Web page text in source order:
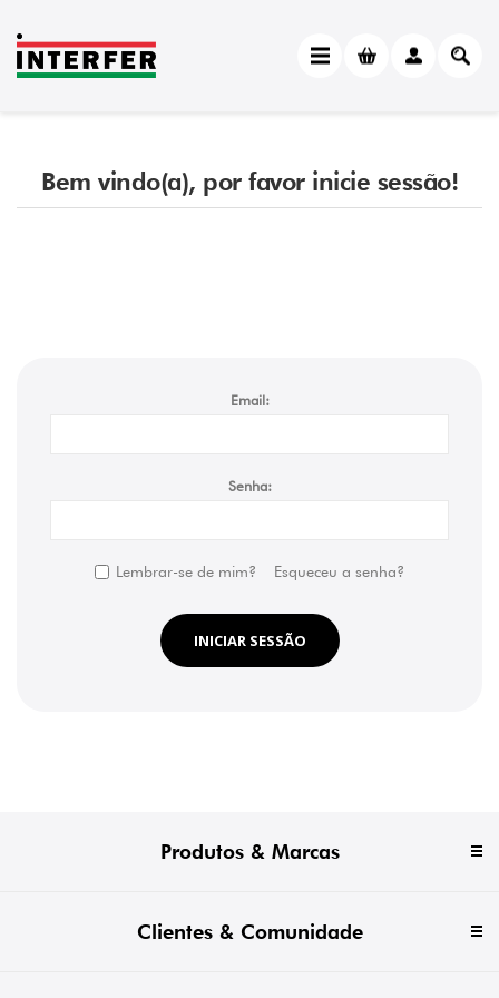
Bem vindo(a), por favor inicie sessão!
Email:
Senha:
Lembrar-se de mim? Esqueceu a senha?
INICIAR SESSÃO
Produtos & Marcas
Clientes & Comunidade